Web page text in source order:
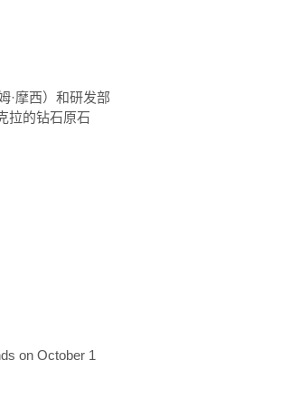
·摩西）和研发部
拉的钻石原石
on October 1